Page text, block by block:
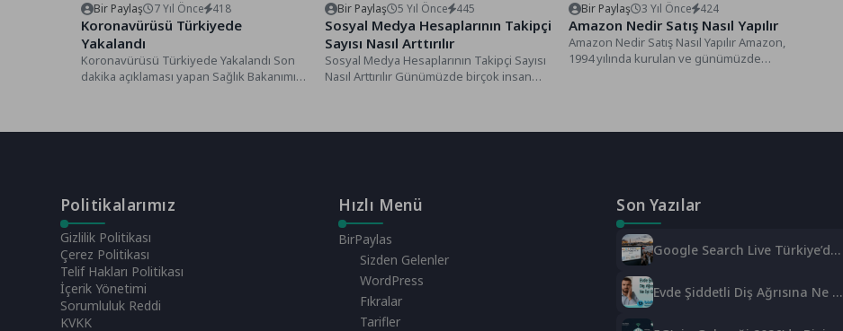
Bir Paylaş 7 Yıl Önce 418
Koronavürüsü Türkiyede
Yakalandı
Koronavürüsü Türkiyede Yakalandı Son
dakika açıklaması yapan Sağlık Bakanımız
Bir Paylaş 5 Yıl Önce 445
Sosyal Medya Hesaplarının Takipçi
Sayısı Nasıl Arttırılır
Sosyal Medya Hesaplarının Takipçi Sayısı
Nasıl Arttırılır Günümüzde birçok insan
Bir Paylaş 3 Yıl Önce 424
Amazon Nedir Satış Nasıl Yapılır
Amazon Nedir Satış Nasıl Yapılır Amazon,
1994 yılında kurulan ve günümüzde
Politikalarımız
Gizlilik Politikası
Çerez Politikası
Telif Hakları Politikası
İçerik Yönetimi
Sorumluluk Reddi
KVKK
Hızlı Menü
BirPaylas
Sizden Gelenler
WordPress
Fıkralar
Tarifler
Son Yazılar
Google Search Live Türkiye’de!
Evde Şiddetli Diş Ağrısına Ne İyi